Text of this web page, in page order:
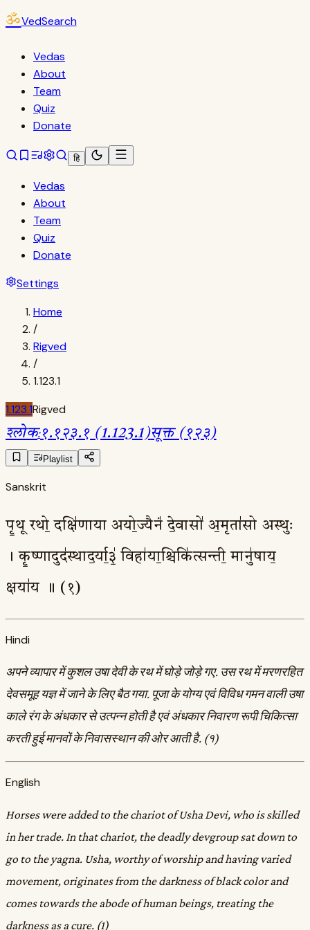
ॐVedSearch
Vedas
About
Team
Quiz
Donate
हि
Vedas
About
Team
Quiz
Donate
Settings
Home
/
Rigved
/
1.123.1
1.123.1Rigved
श्लोक:१.१२३.१ (1.123.1)सूक्त (१२३)
Playlist
Sanskrit
पृ॒थू रथो॒ दक्षि॑णाया अयो॒ज्यैनं॑ दे॒वासो॑ अ॒मृता॑सो अस्थुः
। कृ॒ष्णादुद॑स्थाद॒र्या॒३॒॑ विहा॑या॒श्चिकि॑त्सन्ती॒ मानु॑षाय॒
क्षया॑य ॥ (१)
Hindi
अपने व्यापार में कुशल उषा देवी के रथ में घोड़े जोड़े गए. उस रथ में मरणरहित
देवसमूह यज्ञ में जाने के लिए बैठ गया. पूजा के योग्य एवं विविध गमन वाली उषा
काले रंग के अंधकार से उत्पन्न होती है एवं अंधकार निवारण रूपी चिकित्सा
करती हुई मानवों के निवासस्थान की ओर आती है. (१)
English
Horses were added to the chariot of Usha Devi, who is skilled
in her trade. In that chariot, the deadly devgroup sat down to
go to the yagna. Usha, worthy of worship and having varied
movement, originates from the darkness of black color and
comes towards the abode of human beings, treating the
darkness as a cure. (1)